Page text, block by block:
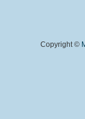
Copyright ©